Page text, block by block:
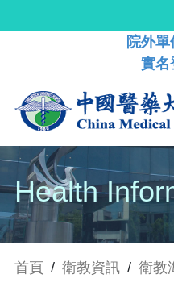
院外
實名
Health
首頁 / 衛教資訊 / 衛教